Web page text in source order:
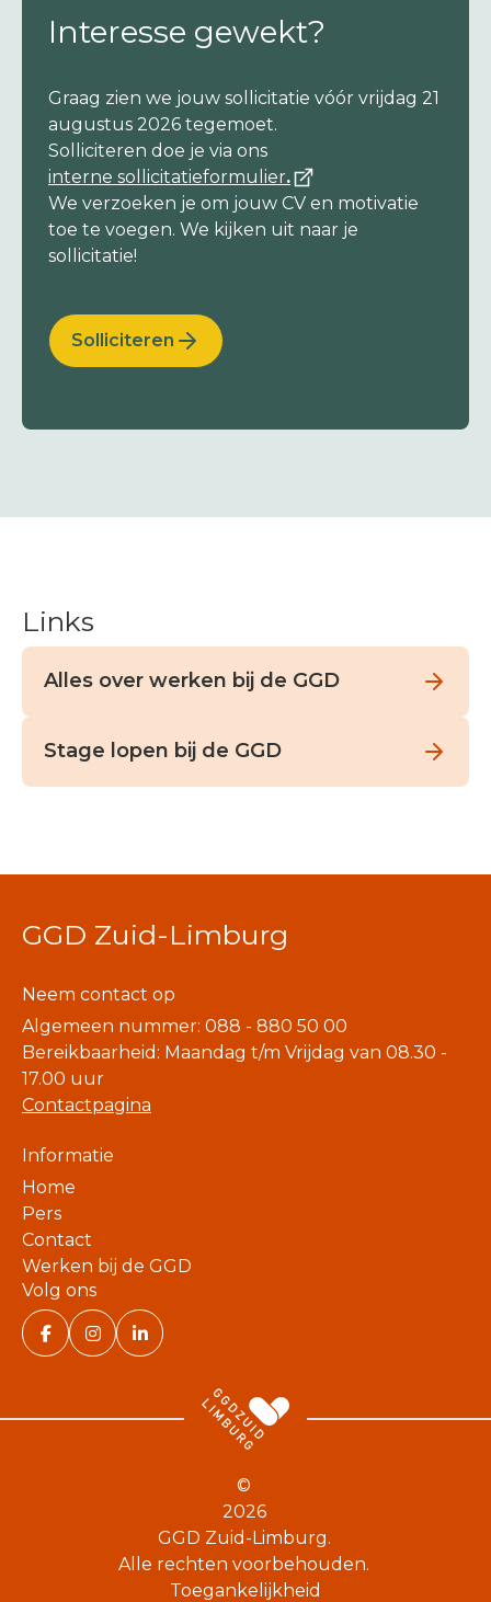
Interesse gewekt?
Graag zien we jouw sollicitatie vóór vrijdag 21
augustus 2026 tegemoet.
Solliciteren doe je via ons
interne sollicitatieformulier.
We verzoeken je om jouw CV en motivatie
toe te voegen. We kijken uit naar je
sollicitatie!
Solliciteren
Links
Alles over werken bij de GGD
Stage lopen bij de GGD
GGD Zuid-Limburg
Neem contact op
Algemeen nummer: 088 - 880 50 00
Bereikbaarheid: Maandag t/m Vrijdag van 08.30 -
17.00 uur
Contactpagina
Informatie
Home
Pers
Contact
Werken bij de GGD
Volg ons
©
2026
GGD Zuid-Limburg.
Alle rechten voorbehouden.
Toegankelijkheid